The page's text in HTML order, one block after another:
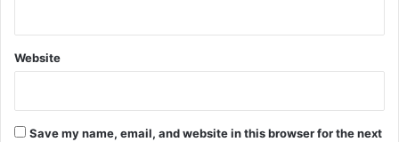
Website
Save my name, email, and website in this browser for the next